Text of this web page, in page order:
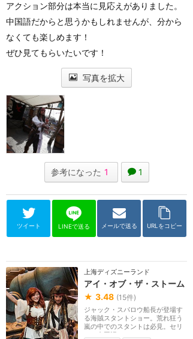
アクション部分は本当に見応えがありました。
中国語だからと思うかもしれませんが、分から
なくても楽しめます！
ぜひ見てもらいたいです！
写真を拡大
参考になった 1 1
ツイート LINEで送る メールで送る URLをコピー
上海ディズニーランド
アイ・オブ・ザ・ストーム
★ 3.48 (15件)
ジャック・スパロウ船長が登場す
る海賊スタントショー。荒れ狂う
嵐の中でのスタントは必見。セリ
フは中国語のみ。...